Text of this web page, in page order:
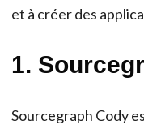
et à créer des
1.
Sourcegraph Cody